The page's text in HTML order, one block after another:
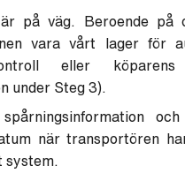
på väg. Beroende på
vara vårt lager för
eller
under Steg 3).
när transportören
system.